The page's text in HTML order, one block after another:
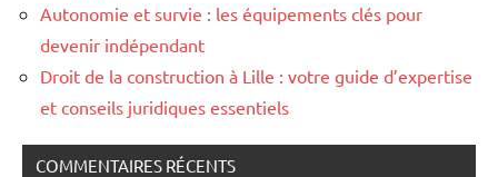
Autonomie et survie : les équipements clés pour
devenir indépendant
Droit de la construction à Lille : votre guide d’expertise
et conseils juridiques essentiels
COMMENTAIRES RÉCENTS